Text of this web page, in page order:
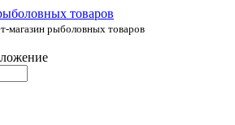
магазин рыболовных товаров